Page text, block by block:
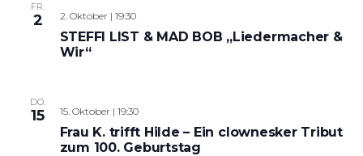
FR.
2 2. Oktober | 19:30
STEFFI LIST & MAD BOB „Liedermacher &
Wir“
DO.
15 15. Oktober | 19:30
Frau K. trifft Hilde – Ein clownesker Tribut
zum 100. Geburtstag